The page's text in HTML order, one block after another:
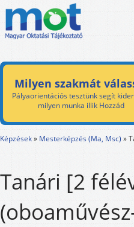
Milyen szakmát
Pályaorientációs tesztünk segít
milyen munka illik Hozzád
Képzések» Mesterképzés (Ma, Msc) »
Tanári [2